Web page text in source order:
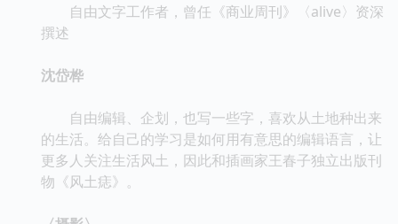
自由文字工作者，曾任《商业周刊》〈alive〉资深
撰述
沈岱桦
自由编辑、企划，也写一些字，喜欢从土地种出来
的生活。给自己的学习是如何用有意思的编辑语言，让
更多人关注生活风土，因此和插画家王春子独立出版刊
物《风土痣》。